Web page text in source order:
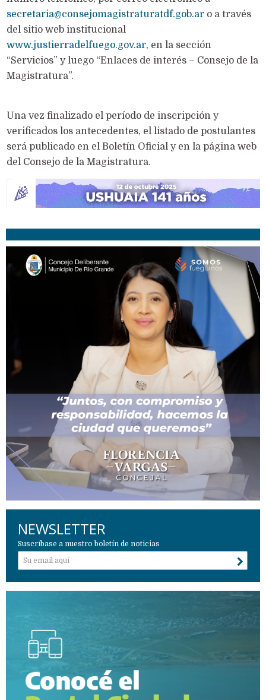
secretaria@consejomagistraturatdf.gob.aro a través
del sitio web institucional
www.justierradelfuego.gov.ar, en la sección
“Servicios” y luego “Enlaces de interés – Consejo de la
Magistratura”.
Una vez finalizado el período de inscripción y
verificados los antecedentes, el listado de postulantes
será publicado en el Boletín Oficial y en la página web
del Consejo de la Magistratura.
NEWSLETTER
Suscríbase a nuestro boletín de noticias